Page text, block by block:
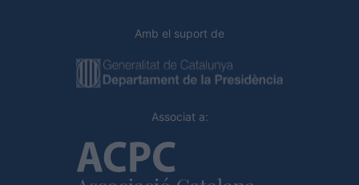
Amb el suport de
Associat a: